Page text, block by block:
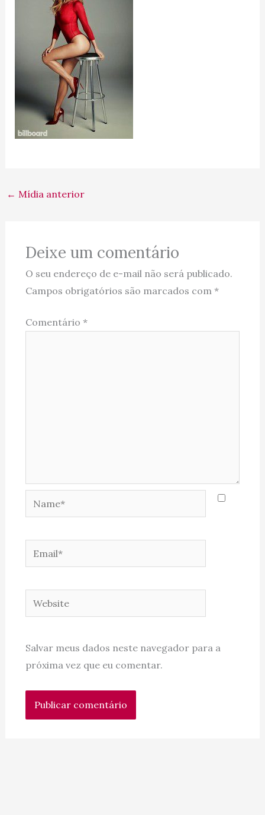
← Mídia anterior
Deixe um comentário
O seu endereço de e-mail não será publicado.
Campos obrigatórios são marcados com *
Comentário *
Name*
Email*
Website
Salvar meus dados neste navegador para a
próxima vez que eu comentar.